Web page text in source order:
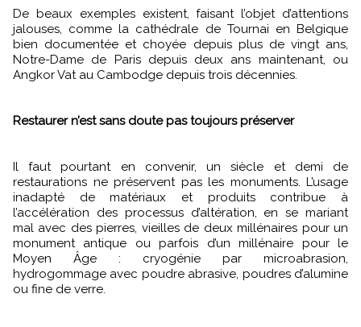
De beaux exemples existent, faisant l’objet d’attentions
jalouses, comme la cathédrale de Tournai en Belgique
bien documentée et choyée depuis plus de vingt ans,
Notre-Dame de Paris depuis deux ans maintenant, ou
Angkor Vat au Cambodge depuis trois décennies.
Restaurer n’est sans doute pas toujours préserver
Il faut pourtant en convenir, un siècle et demi de
restaurations ne préservent pas les monuments. L’usage
inadapté de matériaux et produits contribue à
l’accélération des processus d’altération, en se mariant
mal avec des pierres, vieilles de deux millénaires pour un
monument antique ou parfois d’un millénaire pour le
Moyen Âge : cryogénie par microabrasion,
hydrogommage avec poudre abrasive, poudres d’alumine
ou fine de verre.